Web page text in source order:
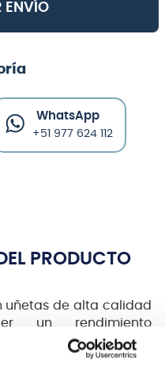
ENVÍO
WhatsApp
+51 977 624 112
PRODUCTO
uñetas de alta calidad
un rendimiento
parte de la serie
por su superficie